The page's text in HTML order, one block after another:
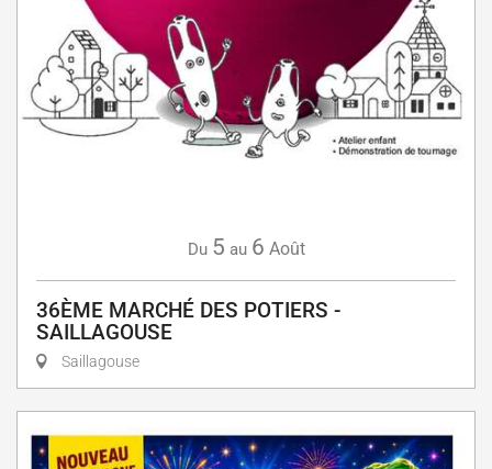
Du 5 au 6 Août
36ÈME MARCHÉ DES POTIERS -
SAILLAGOUSE
Saillagouse